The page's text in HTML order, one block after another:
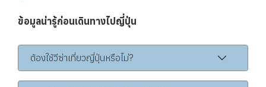
ข้อมูลน่ารู้ก่อนเดินทางไปญี่ปุ่น
ต้องใช้วีซ่าเที่ยวญี่ปุ่นหรือไม่?